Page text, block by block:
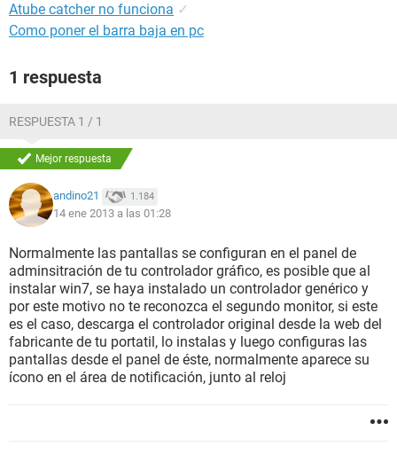
Atube catcher no funciona ✓
Como poner el barra baja en pc
1 respuesta
RESPUESTA 1 / 1
Mejor respuesta
andino21 1.184
14 ene 2013 a las 01:28
Normalmente las pantallas se configuran en el panel de
adminsitración de tu controlador gráfico, es posible que al
instalar win7, se haya instalado un controlador genérico y
por este motivo no te reconozca el segundo monitor, si este
es el caso, descarga el controlador original desde la web del
fabricante de tu portatil, lo instalas y luego configuras las
pantallas desde el panel de éste, normalmente aparece su
ícono en el área de notificación, junto al reloj